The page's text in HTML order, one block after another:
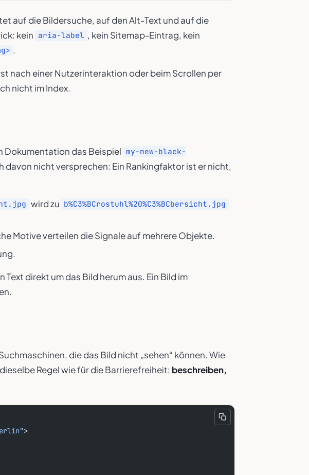
auf die Bildersuche, auf den Alt-Text und auf die
kein aria-label , kein Sitemap-Eintrag, kein
.
nach einer Nutzerinteraktion oder beim Scrollen per
nicht im Index.
Dokumentation das Beispiel my-new-black-
davon nicht versprechen: Ein Rankingfaktor ist er nicht,
wird zu b%C3%BCrostuhl%20%C3%BCbersicht.jpg
Motive verteilen die Signale auf mehrere Objekte.
direkt um das Bild herum aus. Ein Bild im
die das Bild nicht „sehen“ können. Wie
Regel wie für die Barrierefreiheit: beschreiben,
>